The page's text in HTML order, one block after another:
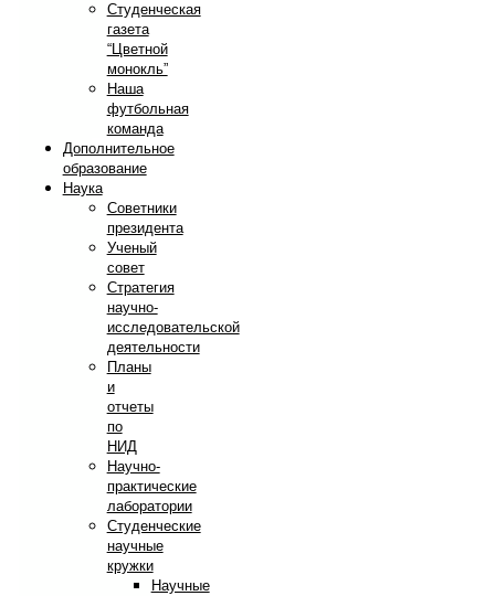
Студенческая
газета
“Цветной
монокль”
Наша
футбольная
команда
Дополнительное
образование
Наука
Советники
президента
Ученый
совет
Стратегия
научно-
исследовательской
деятельности
Планы
и
отчеты
по
НИД
Научно-
практические
лаборатории
Студенческие
научные
кружки
Научные